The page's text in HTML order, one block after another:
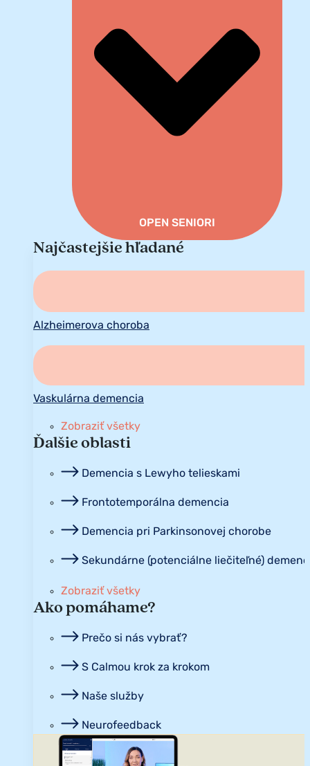
OPEN SENIORI
Najčastejšie hľadané
Alzheimerova choroba
Vaskulárna demencia
Zobraziť všetky
Ďalšie oblasti
Demencia s Lewyho telieskami
Frontotemporálna demencia
Demencia pri Parkinsonovej chorobe
Sekundárne (potenciálne liečiteľné)
Zobraziť všetky
Ako pomáhame?
Prečo si nás vybrať?
S Calmou krok za krokom
Naše služby
Neurofeedback